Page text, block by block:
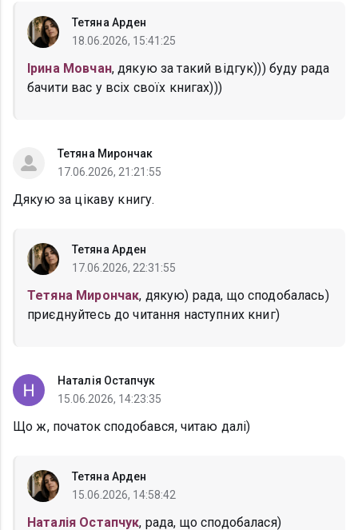
Тетяна Арден
18.06.2026, 15:41:25
Ірина Мовчан, дякую за такий відгук))) буду рада
бачити вас у всіх своїх книгах)))
Тетяна Мирончак
17.06.2026, 21:21:55
Дякую за цікаву книгу.
Тетяна Арден
17.06.2026, 22:31:55
Тетяна Мирончак, дякую) рада, що сподобалась)
приєднуйтесь до читання наступних книг)
Наталія Остапчук
15.06.2026, 14:23:35
Що ж, початок сподобався, читаю далі)
Тетяна Арден
15.06.2026, 14:58:42
Наталія Остапчук, рада, що сподобалася)